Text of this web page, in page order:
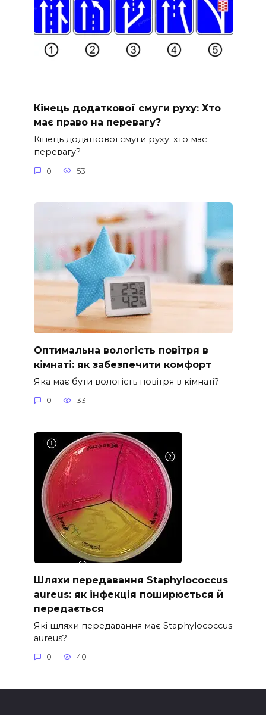
Кінець додаткової смуги руху: Хто
має право на перевагу?
Кінець додаткової смуги руху: хто має
перевагу?
0 53
Оптимальна вологість повітря в
кімнаті: як забезпечити комфорт
Яка має бути вологість повітря в кімнаті?
0 33
Шляхи передавання Staphylococcus
aureus: як інфекція поширюється й
передається
Які шляхи передавання має Staphylococcus
aureus?
0 40